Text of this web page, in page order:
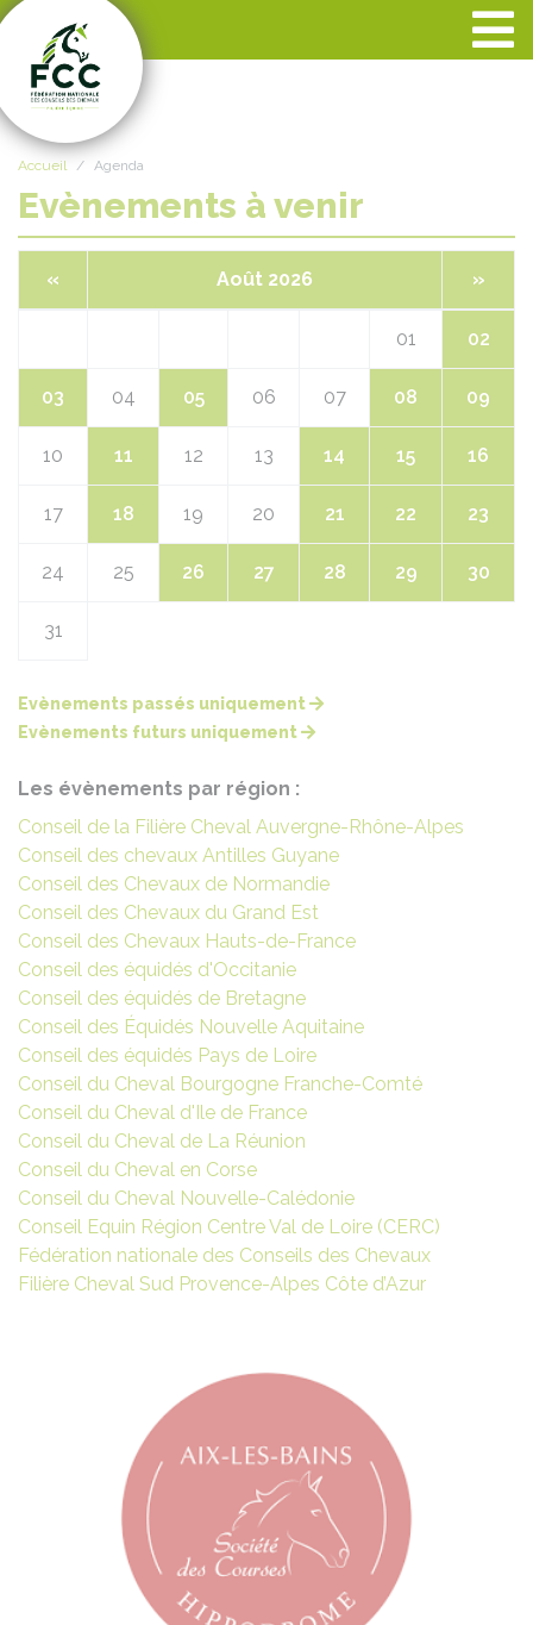
Accueil Agenda
Evènements à venir
« Août 2026 »
01 02
03 04 05 06 07 08 09
10 11 12 13 14 15 16
17 18 19 20 21 22 23
24 25 26 27 28 29 30
31
Evènements passés uniquement
Evènements futurs uniquement
Les évènements par région :
Conseil de la Filière Cheval Auvergne-Rhône-Alpes
Conseil des chevaux Antilles Guyane
Conseil des Chevaux de Normandie
Conseil des Chevaux du Grand Est
Conseil des Chevaux Hauts-de-France
Conseil des équidés d'Occitanie
Conseil des équidés de Bretagne
Conseil des Équidés Nouvelle Aquitaine
Conseil des équidés Pays de Loire
Conseil du Cheval Bourgogne Franche-Comté
Conseil du Cheval d'Ile de France
Conseil du Cheval de La Réunion
Conseil du Cheval en Corse
Conseil du Cheval Nouvelle-Calédonie
Conseil Equin Région Centre Val de Loire (CERC)
Fédération nationale des Conseils des Chevaux
Filière Cheval Sud Provence-Alpes Côte d’Azur
Panneau de gestion des cookies